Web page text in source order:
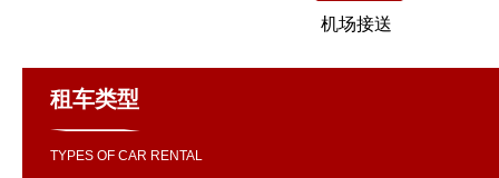
机场接送
租车类型
TYPES OF CAR RENTAL